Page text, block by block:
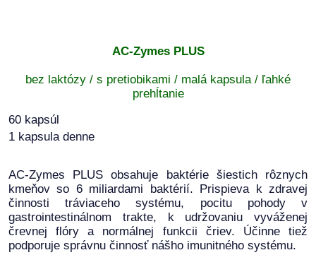
AC-Zymes PLUS
bez laktózy / s pretiobikami / malá kapsula / ľahké
prehĺtanie
60 kapsúl
1 kapsula denne
AC-Zymes PLUS obsahuje baktérie šiestich rôznych
kmeňov so 6 miliardami baktérií. Prispieva k zdravej
činnosti tráviaceho systému, pocitu pohody v
gastrointestinálnom trakte, k udržovaniu vyváženej
črevnej flóry a normálnej funkcii čriev. Účinne tiež
podporuje správnu činnosť nášho imunitného systému.